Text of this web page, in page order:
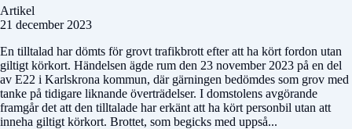
Artikel
21 december 2023
En tilltalad har dömts för grovt trafikbrott efter att ha kört fordon utan
giltigt körkort. Händelsen ägde rum den 23 november 2023 på en del
av E22 i Karlskrona kommun, där gärningen bedömdes som grov med
tanke på tidigare liknande överträdelser. I domstolens avgörande
framgår det att den tilltalade har erkänt att ha kört personbil utan att
inneha giltigt körkort. Brottet, som begicks med uppså...